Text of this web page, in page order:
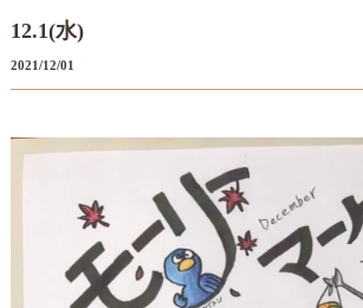
12.1(水)
2021/12/01